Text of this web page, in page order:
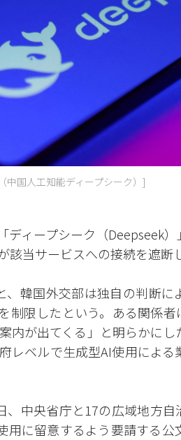
中国人工知能ディープシーク）]
ディープシーク（Deepseek
当サービスへの接続を遮断
、韓国外交部は独自の判断
制限したという。ある関係
内が出てくる」と明らかに
レベルで生成型AI使用によ
、中央省庁と17の広域地方
用に留意するよう要請する公